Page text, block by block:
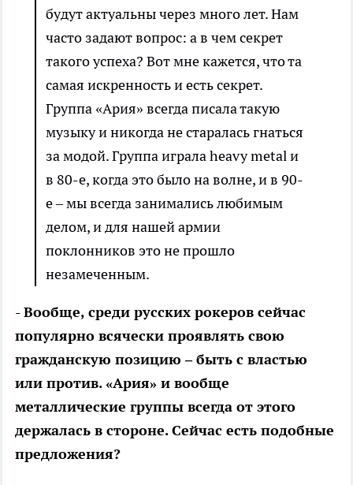
будут актуальны через много лет. Нам
часто задают вопрос: а в чем секрет
такого успеха? Вот мне кажется, что та
самая искренность и есть секрет.
Группа «Ария» всегда писала такую
музыку и никогда не старалась гнаться
за модой. Группа играла heavy metal и
в 80-е, когда это было на волне, и в 90-
е – мы всегда занимались любимым
делом, и для нашей армии
поклонников это не прошло
незамеченным.
- Вообще, среди русских рокеров сейчас
популярно всячески проявлять свою
гражданскую позицию – быть с властью
или против. «Ария» и вообще
металлические группы всегда от этого
держалась в стороне. Сейчас есть подобные
предложения?